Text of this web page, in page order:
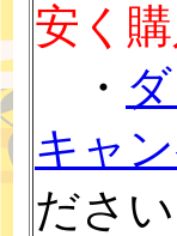
安く
・
キャ
ださ